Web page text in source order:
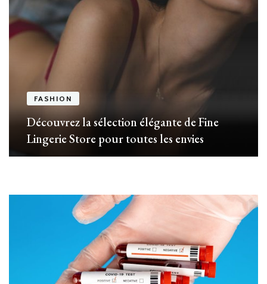
FASHION
Découvrez la sélection élégante de Fine
Lingerie Store pour toutes les envies